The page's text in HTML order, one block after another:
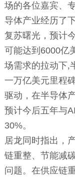
场的各位嘉宾、
导体产业经历了
复苏曙光，预计
可能达到 6000亿
场需求的拉动下,
一万亿美元里程碑
驱动，在半导体
预计今后五年与AI
30%。
居龙同时指出，
链重整、节能减
问题。在供应链